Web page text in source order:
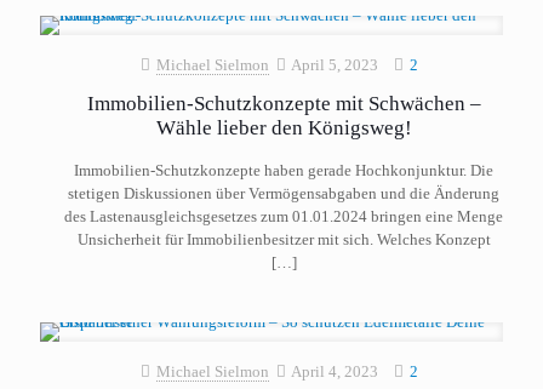
Michael Sielmon April 5, 2023 2
Immobilien-Schutzkonzepte mit Schwächen –
Wähle lieber den Königsweg!
Immobilien-Schutzkonzepte haben gerade Hochkonjunktur. Die
stetigen Diskussionen über Vermögensabgaben und die Änderung
des Lastenausgleichsgesetzes zum 01.01.2024 bringen eine Menge
Unsicherheit für Immobilienbesitzer mit sich. Welches Konzept
[…]
Michael Sielmon April 4, 2023 2